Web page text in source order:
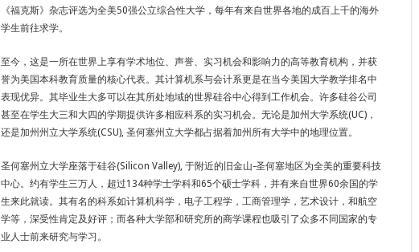
《福克斯》杂志评选为全美50强公立综合性大学，每年有来自世界各地的成百上千的海外
学生前往求学。
至今，这是一所在世界上享有学术地位、声誉、实习机会和影响力的高等教育机构，并获
誉为美国本科教育质量的核心代表。其计算机系与会计系更是在当今美国大学教学排名中
表现优异。其毕业生大多可以在其所处地域的世界硅谷中心得到工作机会。许多硅谷公司
甚至在学生大三和大四的学期提供许多相应科系的实习机会。无论是加州大学系统(UC)，
还是加州州立大学系统(CSU), 圣何塞州立大学都占据着加州所有大学中的地理位置。
圣何塞州立大学座落于硅谷(Silicon Valley), 于附近的旧金山-圣何塞地区为全美的重要科技
中心。约有学生三万人，超过134种学士学科和65个硕士学科，并有来自世界60余国的学
生来此就读。其有名的科系如计算机科学，电子工程学，工商管理学，艺术设计，和航空
学等，深受性肯定及好评；而各种大学部和研究所的商学课程也吸引了众多不同国家的专
业人士前来研究与学习。